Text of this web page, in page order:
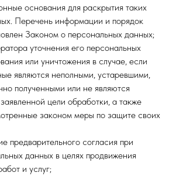
основания для раскрытия таких
Перечень информации и порядок
Законом о персональных данных;
уточнения его персональных
или уничтожения в случае, если
являются неполными, устаревшими,
полученными или не являются
цели обработки, а также
законом меры по защите своих
предварительного согласия при
данных в целях продвижения
и услуг;